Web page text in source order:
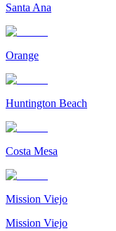
Santa Ana
Orange
Huntington Beach
Costa Mesa
Mission Viejo
Mission Viejo